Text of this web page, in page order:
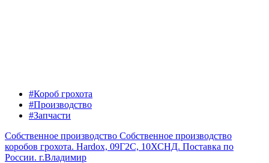
#Короб грохота
#Производство
#Запчасти
Собственное производство Собственное производство
коробов грохота. Hardox, 09Г2С, 10ХСНД. Поставка по
России. г.Владимир